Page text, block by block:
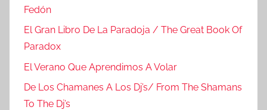
Fedón
El Gran Libro De La Paradoja / The Great Book Of
Paradox
El Verano Que Aprendimos A Volar
De Los Chamanes A Los Dj’s/ From The Shamans
To The Dj’s